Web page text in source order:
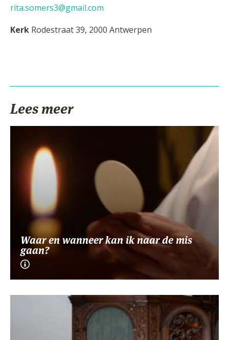
rita.somers3@gmail.com
Kerk Rodestraat 39, 2000 Antwerpen
Lees meer
Waar en wanneer kan ik naar de mis
gaan?